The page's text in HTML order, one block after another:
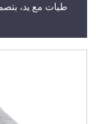
طيات مع يد،